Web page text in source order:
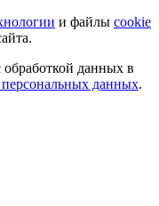
и файлы cookie
обработкой данных в
данных.